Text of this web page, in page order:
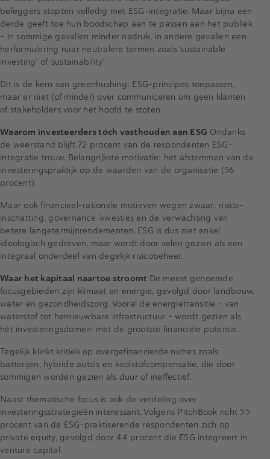
beleggers stopten volledig met ESG-integratie. Maar bijna een
derde geeft toe hun boodschap aan te passen aan het publiek
– in sommige gevallen minder nadruk, in andere gevallen een
herformulering naar neutralere termen zoals ‘sustainable
investing’ of ‘sustainability’.
Dit is de kern van greenhushing: ESG-principes toepassen,
maar er niet (of minder) over communiceren om geen klanten
of stakeholders voor het hoofd te stoten.
Waarom investeerders tóch vasthouden aan ESG Ondanks
de weerstand blijft 72 procent van de respondenten ESG-
integratie trouw. Belangrijkste motivatie: het afstemmen van de
investeringspraktijk op de waarden van de organisatie (56
procent).
Maar ook financieel-rationele motieven wegen zwaar: risico-
inschatting, governance-kwesties en de verwachting van
betere langetermijnrendementen. ESG is dus niet enkel
ideologisch gedreven, maar wordt door velen gezien als een
integraal onderdeel van degelijk risicobeheer.
Waar het kapitaal naartoe stroomt De meest genoemde
focusgebieden zijn klimaat en energie, gevolgd door landbouw,
water en gezondheidszorg. Vooral de energietransitie – van
waterstof tot hernieuwbare infrastructuur – wordt gezien als
hét investeringsdomein met de grootste financiële potentie.
Tegelijk klinkt kritiek op overgefinancierde niches zoals
batterijen, hybride auto’s en koolstofcompensatie, die door
sommigen worden gezien als duur of ineffectief.
Naast thematische focus is ook de verdeling over
investeringsstrategieën interessant. Volgens PitchBook richt 55
procent van de ESG-praktiserende respondenten zich op
private equity, gevolgd door 44 procent die ESG integreert in
venture capital.